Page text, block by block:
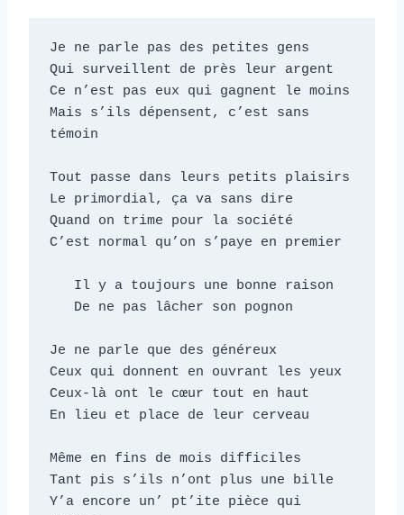
Je ne parle pas des petites gens
Qui surveillent de près leur argent
Ce n’est pas eux qui gagnent le moins
Mais s’ils dépensent, c’est sans
témoin
Tout passe dans leurs petits plaisirs
Le primordial, ça va sans dire
Quand on trime pour la société
C’est normal qu’on s’paye en premier
Je ne parle que des généreux
Ceux qui donnent en ouvrant les yeux
Ceux-là ont le cœur tout en haut
En lieu et place de leur cerveau
Même en fins de mois difficiles
Tant pis s’ils n’ont plus une bille
Y’a encore un’ pt’ite pièce qui